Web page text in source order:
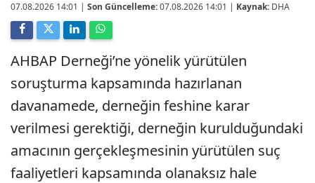
07.08.2026 14:01 | Son Güncelleme:07.08.2026 14:01 | Kaynak: DHA
AHBAP Derneği’ne yönelik yürütülen
soruşturma kapsamında hazırlanan
davanamede, derneğin feshine karar
verilmesi gerektiği, derneğin kurulduğundaki
amacının gerçekleşmesinin yürütülen suç
faaliyetleri kapsamında olanaksız hale